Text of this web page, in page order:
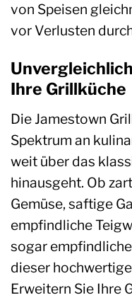
von Speisen
vor Verlusten
Ihre Grillküche
Die Jamestown
Spektrum an
weit über das
hinausgeht. Ob
Gemüse, saftige
empfindliche
sogar
dieser
Erweitern Sie Ihre